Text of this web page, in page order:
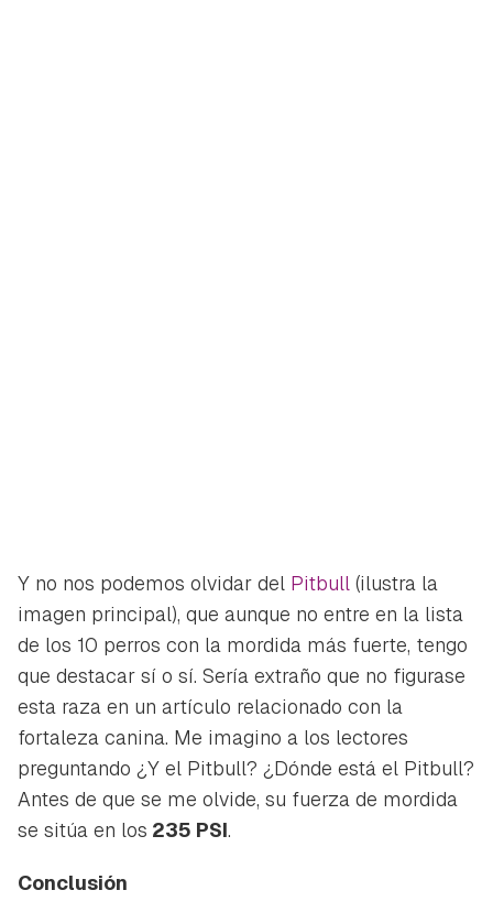
Y no nos podemos olvidar del Pitbull (ilustra la
imagen principal), que aunque no entre en la lista
de los 10 perros con la mordida más fuerte, tengo
que destacar sí o sí. Sería extraño que no figurase
esta raza en un artículo relacionado con la
fortaleza canina. Me imagino a los lectores
preguntando ¿Y el Pitbull? ¿Dónde está el Pitbull?
Antes de que se me olvide, su fuerza de mordida
se sitúa en los 235 PSI.
Conclusión